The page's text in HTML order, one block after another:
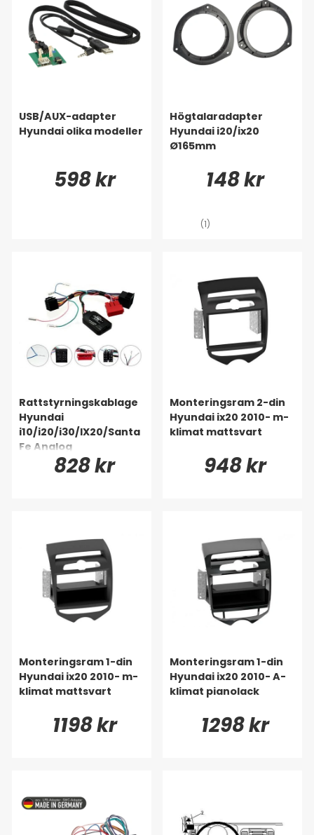
USB/AUX-adapter
Hyundai olika modeller
598 kr
Högtalaradapter
Hyundai i20/ix20
Ø165mm
148 kr
(1)
Rattstyrningskablage
Hyundai
i10/i20/i30/IX20/Santa
Fe Analog
828 kr
Monteringsram 2-din
Hyundai ix20 2010- m-
klimat mattsvart
948 kr
Monteringsram 1-din
Hyundai ix20 2010- m-
klimat mattsvart
1198 kr
Monteringsram 1-din
Hyundai ix20 2010- A-
klimat pianolack
1298 kr